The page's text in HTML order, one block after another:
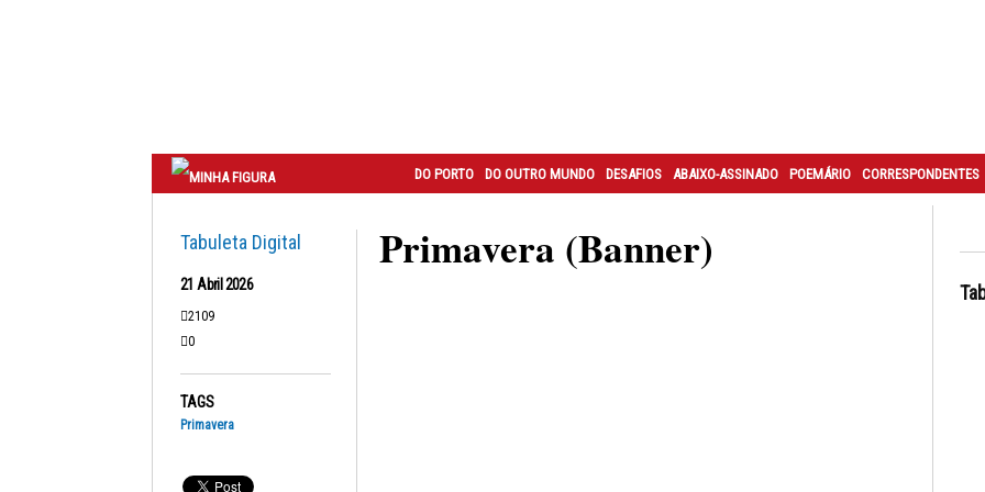
DO PORTO DO OUTRO MUNDO DESAFIOS ABAIXO-ASSINADO POEMÁRIO CORRESPONDENTES
Tabuleta Digital
21 Abril 2026
2109
0
TAGS
Primavera
Primavera (Banner)